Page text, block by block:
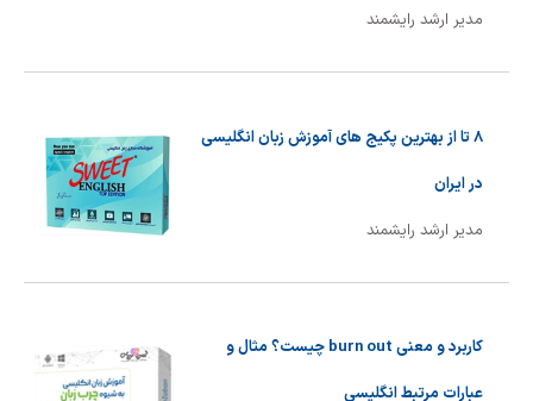
مدیر ارشد رایشمند
8 تا از بهترین پکیج های آموزش زبان انگلیسی
در ایران
مدیر ارشد رایشمند
کاربرد و معنی burn out چیست؟ مثال و
عبارات مرتبط انگلیسی